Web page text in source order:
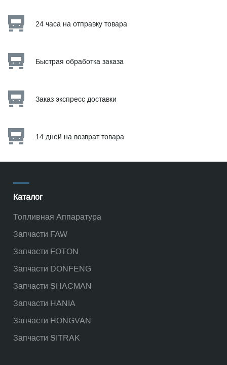
24 часа на отправку товара
Быстрая обработка заказа
Заказ экспресс доставки
14 дней на возврат товара
Каталог
Топливная Аппаратура
Запчасти FAW
Запчасти FOTON
Запчасти DONFENG
Запчасти SHACMAN
Запчасти HANIA
Запчасти HONGVAN
Запчасти SITRAK